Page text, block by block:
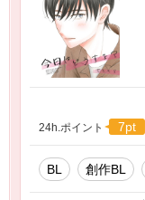
24h.ポイント 7pt
BL 創作BL